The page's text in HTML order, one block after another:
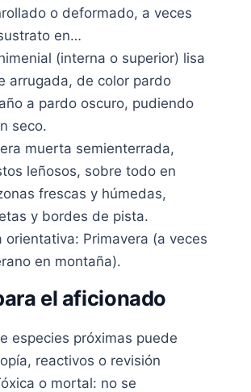
o deformado, a veces
en…
(interna o superior) lisa
arrugada, de color pardo
a pardo oscuro, pudiendo
seco.
muerta semienterrada,
leñosos, sobre todo en
frescas y húmedas,
y bordes de pista.
orientativa: Primavera (a veces
en montaña).
el aficionado
especies próximas puede
reactivos o revisión
o mortal: no se